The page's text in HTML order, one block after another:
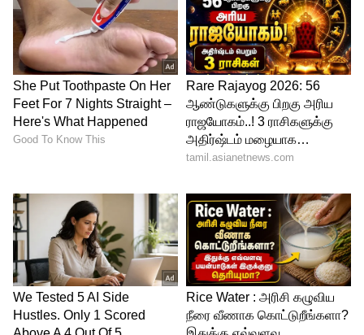
Related Articles
கோழி கழுத்தில் சீனாவின் மாஸ்டர்
ப்ளான்..! இந்தியாவுக்கு வங்கதேசத்தின்
துரோகம்..!
சிக்கன், மட்டனை விட மீனை அதிகம்
சாப்பிடும் நாடு எது தெரியுமா?
Image Credit : AI Meta